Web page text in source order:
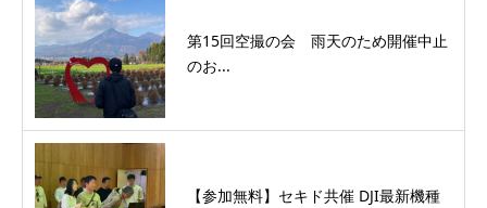
第15回空撮の会 雨天のため開催中止
のお...
【参加無料】セキド共催 DJI最新機種